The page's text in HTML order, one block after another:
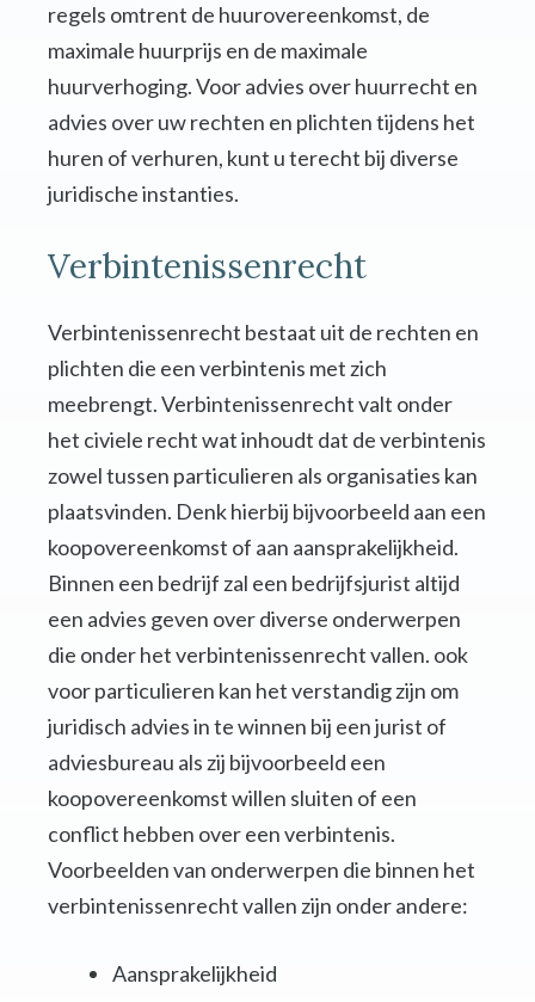
regels omtrent de huurovereenkomst, de
maximale huurprijs en de maximale
huurverhoging. Voor advies over huurrecht en
advies over uw rechten en plichten tijdens het
huren of verhuren, kunt u terecht bij diverse
juridische instanties.
Verbintenissenrecht
Verbintenissenrecht bestaat uit de rechten en
plichten die een verbintenis met zich
meebrengt. Verbintenissenrecht valt onder
het civiele recht wat inhoudt dat de verbintenis
zowel tussen particulieren als organisaties kan
plaatsvinden. Denk hierbij bijvoorbeeld aan een
koopovereenkomst of aan aansprakelijkheid.
Binnen een bedrijf zal een bedrijfsjurist altijd
een advies geven over diverse onderwerpen
die onder het verbintenissenrecht vallen. ook
voor particulieren kan het verstandig zijn om
juridisch advies in te winnen bij een jurist of
adviesbureau als zij bijvoorbeeld een
koopovereenkomst willen sluiten of een
conflict hebben over een verbintenis.
Voorbeelden van onderwerpen die binnen het
verbintenissenrecht vallen zijn onder andere:
Aansprakelijkheid